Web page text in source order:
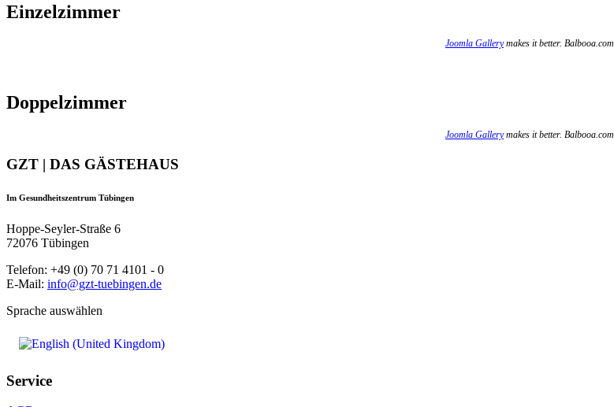
Einzelzimmer
Joomla Gallerymakes it better. Balbooa.com
Doppelzimmer
Joomla Gallerymakes it better. Balbooa.com
GZT | DAS GÄSTEHAUS
Im Gesundheitszentrum Tübingen
Hoppe-Seyler-Straße 6
72076 Tübingen
Telefon: +49 (0) 70 71 4101 - 0
E-Mail: info@gzt-tuebingen.de
Sprache auswählen
Service